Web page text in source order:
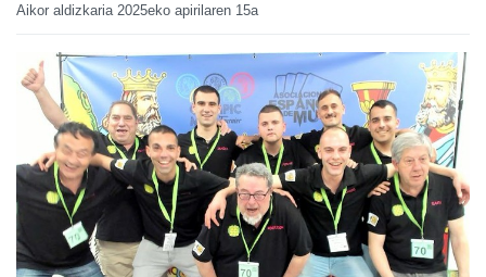
Aikor aldizkaria 2025eko apirilaren 15a